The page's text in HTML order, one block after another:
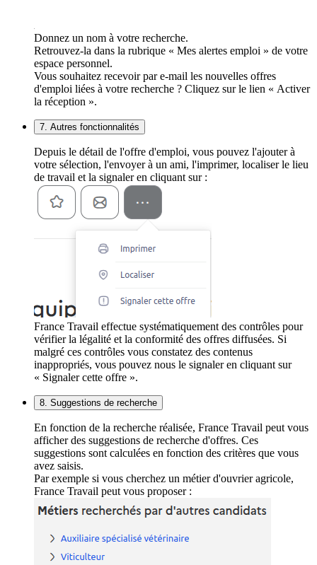
Donnez un nom à votre recherche.
Retrouvez-la dans la rubrique « Mes alertes emploi » de votre
espace personnel.
Vous souhaitez recevoir par e-mail les nouvelles offres
d'emploi liées à votre recherche ? Cliquez sur le lien « Activer
la réception ».
7. Autres fonctionnalités
Depuis le détail de l'offre d'emploi, vous pouvez l'ajouter à
votre sélection, l'envoyer à un ami, l'imprimer, localiser le lieu
de travail et la signaler en cliquant sur :
France Travail effectue systématiquement des contrôles pour
vérifier la légalité et la conformité des offres diffusées. Si
malgré ces contrôles vous constatez des contenus
inappropriés, vous pouvez nous le signaler en cliquant sur
« Signaler cette offre ».
8. Suggestions de recherche
En fonction de la recherche réalisée, France Travail peut vous
afficher des suggestions de recherche d'offres. Ces
suggestions sont calculées en fonction des critères que vous
avez saisis.
Par exemple si vous cherchez un métier d'ouvrier agricole,
France Travail peut vous proposer :